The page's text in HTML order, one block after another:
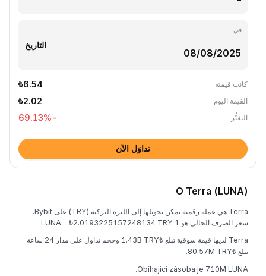
في
التاريخ
كانت قيمته ₺6.54
القيمة اليوم ₺2.02
التغيُّر -69.13
%
تداوَل الآن
O Terra (LUNA)
Terra هي عملة رقمية يمكن تحويلها إلى الليرة التركية (TRY) على Bybit.
سعر الصرف الحالي هو 1 LUNA = ₺2.0193225157248134 TRY.
Terra لديها قيمة سوقية تبلغ ₺1.43B TRY وحجم تداول على مدار 24 ساعة
يبلغ ₺80.57M TRY.
Obíhající zásoba je 710M LUNA.